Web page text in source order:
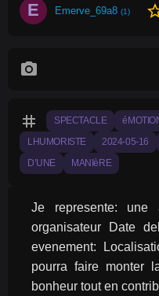
E Emerve_69a8 (1)
photo_camera
tag SPECTACLE
LHUMORISTE 2024-05-16
D’UNE MANIèRE
Je represente: une
organisateur Date
evenement:
pourra faire monter
bonheur tout en